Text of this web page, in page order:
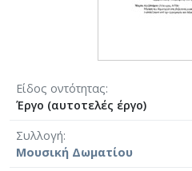
Είδος οντότητας
Έργο (αυτοτελές έργο)
Συλλογή
Μουσική Δωματίου